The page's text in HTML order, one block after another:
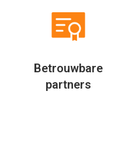
Betrouwbare
partners